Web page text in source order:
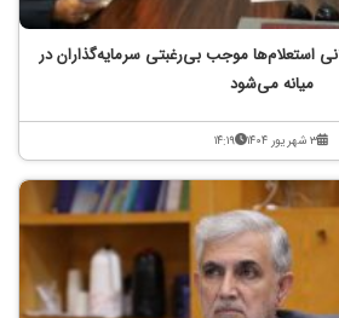
استعلام‌ها موجب بی‌رغبتی سرمایه‌گذاران در
میانه می‌شود
۳ شهریور ۱۴۰۴ ۱۴:۱۹